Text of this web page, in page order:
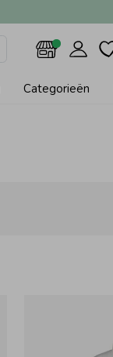
Categorieën